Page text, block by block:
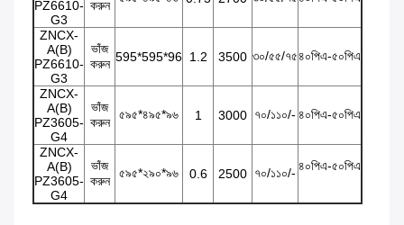
PZ6610-
G3
করুন
ZNCX-
A(B)
PZ6610-
G3
ভাঁজ
করুন 595*595*96 1.2 3500 ৩০/৫৫/৭৫৪০পিএ-৫০পিএ
ZNCX-
A(B)
PZ3605-
G4
ভাঁজ
করুন
৫৯৫*৪৯৫*৯৬ 1 3000 ৭০/১১০/- ৪০পিএ-৫০পিএ
ZNCX-
A(B)
PZ3605-
G4
ভাঁজ
করুন
৫৯৫*২৯০*৯৬ 0.6 2500 ৭০/১১০/- ৪০পিএ-৫০পিএ